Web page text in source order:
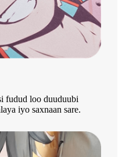
fudud loo duuduubi
iyo saxnaan sare.